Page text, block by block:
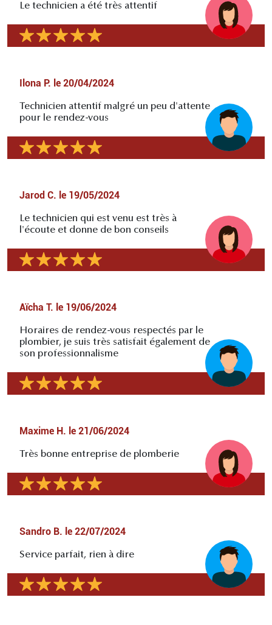
Le technicien a été très attentif
Ilona P. le 20/04/2024
Technicien attentif malgré un peu d'attente
pour le rendez-vous
Jarod C. le 19/05/2024
Le technicien qui est venu est très à
l'écoute et donne de bon conseils
Aïcha T. le 19/06/2024
Horaires de rendez-vous respectés par le
plombier, je suis très satisfait également de
son professionnalisme
Maxime H. le 21/06/2024
Très bonne entreprise de plomberie
Sandro B. le 22/07/2024
Service parfait, rien à dire